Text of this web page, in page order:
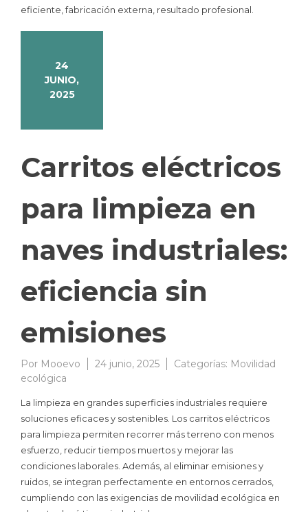
eficiente, fabricación externa, resultado profesional.
24
JUNIO,
2025
Carritos eléctricos
para limpieza en
naves industriales:
eficiencia sin
emisiones
Por Mooevo 24 junio, 2025 Categorías: Movilidad
ecológica
La limpieza en grandes superficies industriales requiere
soluciones eficaces y sostenibles. Los carritos eléctricos
para limpieza permiten recorrer más terreno con menos
esfuerzo, reducir tiempos muertos y mejorar las
condiciones laborales. Además, al eliminar emisiones y
ruidos, se integran perfectamente en entornos cerrados,
cumpliendo con las exigencias de movilidad ecológica en